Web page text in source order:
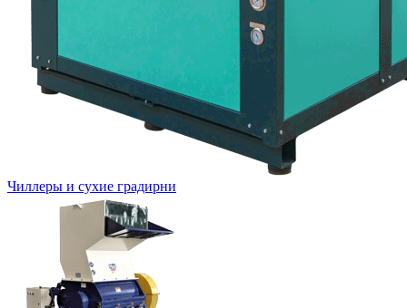
Чиллеры и сухие градирни